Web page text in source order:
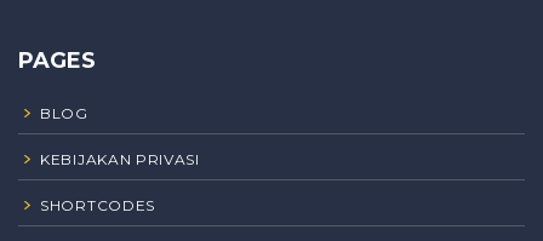
PAGES
BLOG
KEBIJAKAN PRIVASI
SHORTCODES